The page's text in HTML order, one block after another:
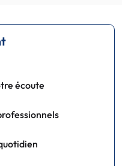
écoute